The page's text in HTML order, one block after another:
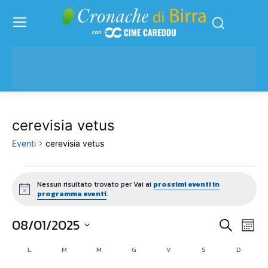
cerevisia vetus
Eventi cerevisia vetus
Eventi
Notice
Nessun risultato trovato per Vai ai prossimi eventi in
programma eventi.
Eventi
CercaMese
08/01/2025
Calendario
LLUNEDÌ M M MERCOLEDÌ
G V S D